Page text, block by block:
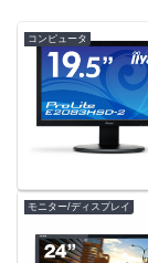
コンピュータ
モニター/ディスプレイ